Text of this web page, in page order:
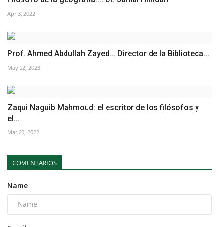
Apr 3, 2022
Prof. Ahmed Abdullah Zayed... Director de la Biblioteca...
May 22, 2023
Zaqui Naguib Mahmoud: el escritor de los filósofos y
el...
Mar 20, 2022
COMENTARIOS
Name